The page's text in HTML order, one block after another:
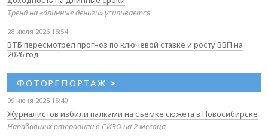
Тренд на «длинные деньги» усиливается
28 июля 2026 15:54
ВТБ пересмотрел прогноз по ключевой ставке и росту ВВП на
2026 год
ФОТОРЕПОРТАЖ >
09 июня 2025 15:40
Журналистов избили палками на съемке сюжета в Новосибирске
Нападавших отправили в СИЗО на 2 месяца